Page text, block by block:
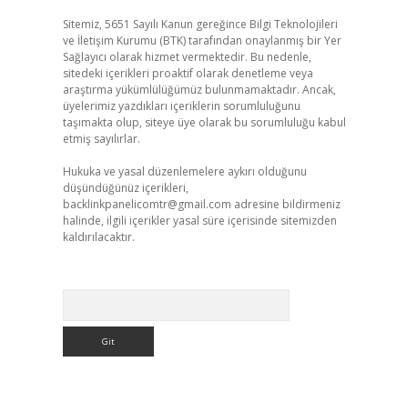
Sitemiz, 5651 Sayılı Kanun gereğince Bilgi Teknolojileri
ve İletişim Kurumu (BTK) tarafından onaylanmış bir Yer
Sağlayıcı olarak hizmet vermektedir. Bu nedenle,
sitedeki içerikleri proaktif olarak denetleme veya
araştırma yükümlülüğümüz bulunmamaktadır. Ancak,
üyelerimiz yazdıkları içeriklerin sorumluluğunu
taşımakta olup, siteye üye olarak bu sorumluluğu kabul
etmiş sayılırlar.
Hukuka ve yasal düzenlemelere aykırı olduğunu
düşündüğünüz içerikleri,
backlinkpanelicomtr@gmail.com adresine bildirmeniz
halinde, ilgili içerikler yasal süre içerisinde sitemizden
kaldırılacaktır.